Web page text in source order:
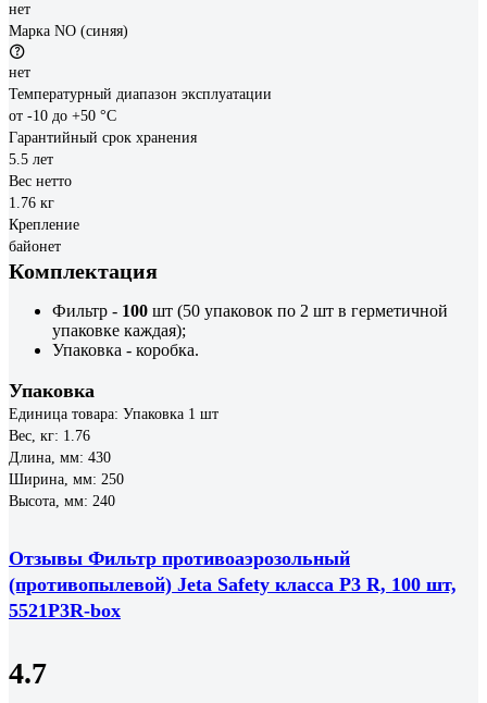
нет
Марка NO (синяя)
нет
Температурный диапазон эксплуатации
от -10 до +50 °С
Гарантийный срок хранения
5.5 лет
Вес нетто
1.76 кг
Крепление
байонет
Комплектация
Фильтр - 100 шт (50 упаковок по 2 шт в герметичной
упаковке каждая);
Упаковка - коробка.
Упаковка
Единица товара: Упаковка 1 шт
Вес, кг: 1.76
Длина, мм: 430
Ширина, мм: 250
Высота, мм: 240
Отзывы Фильтр противоаэрозольный
(противопылевой) Jeta Safety класса P3 R, 100 шт,
5521P3R-box
4.7